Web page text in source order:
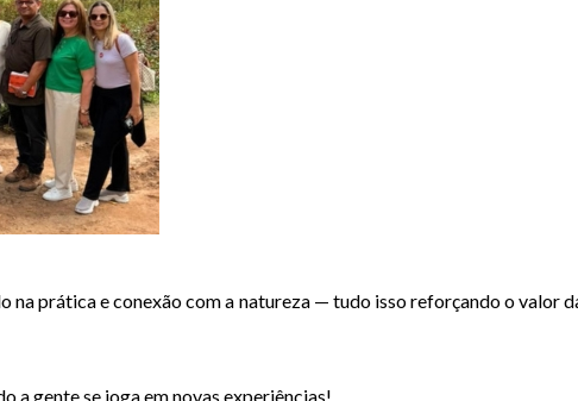
prática e conexão com a natureza — tudo isso reforçando o valor
a gente se joga em novas experiências!